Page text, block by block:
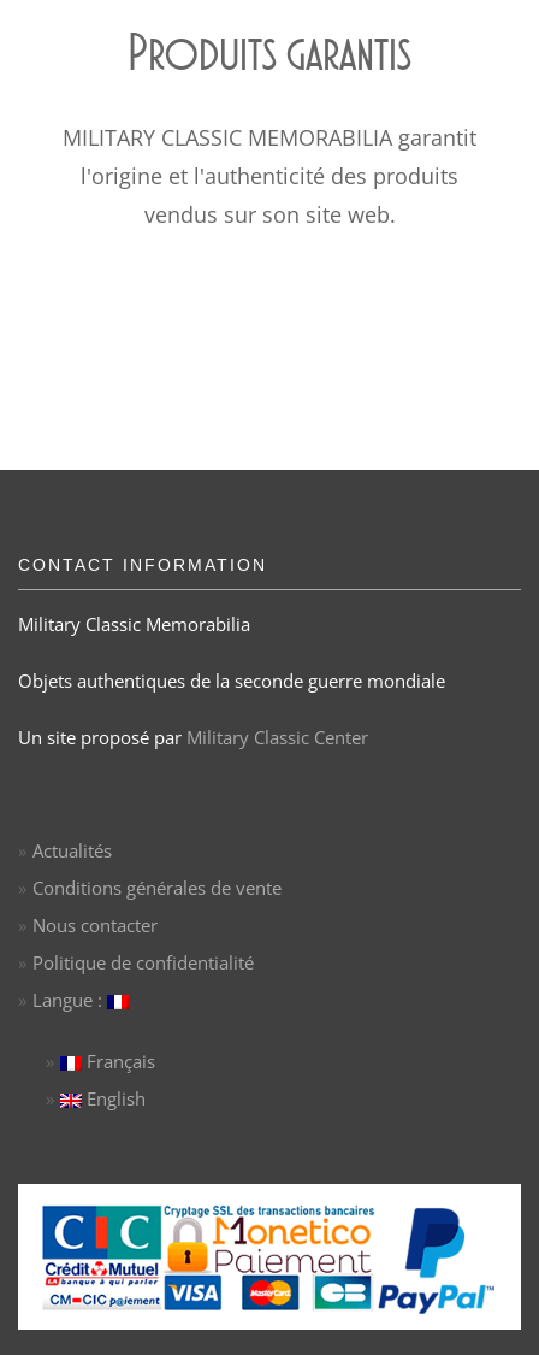
Produits garantis
MILITARY CLASSIC MEMORABILIA garantit
l'origine et l'authenticité des produits
vendus sur son site web.
CONTACT INFORMATION
Military Classic Memorabilia
Objets authentiques de la seconde guerre mondiale
Un site proposé par Military Classic Center
Actualités
Conditions générales de vente
Nous contacter
Politique de confidentialité
Langue :
Français
English